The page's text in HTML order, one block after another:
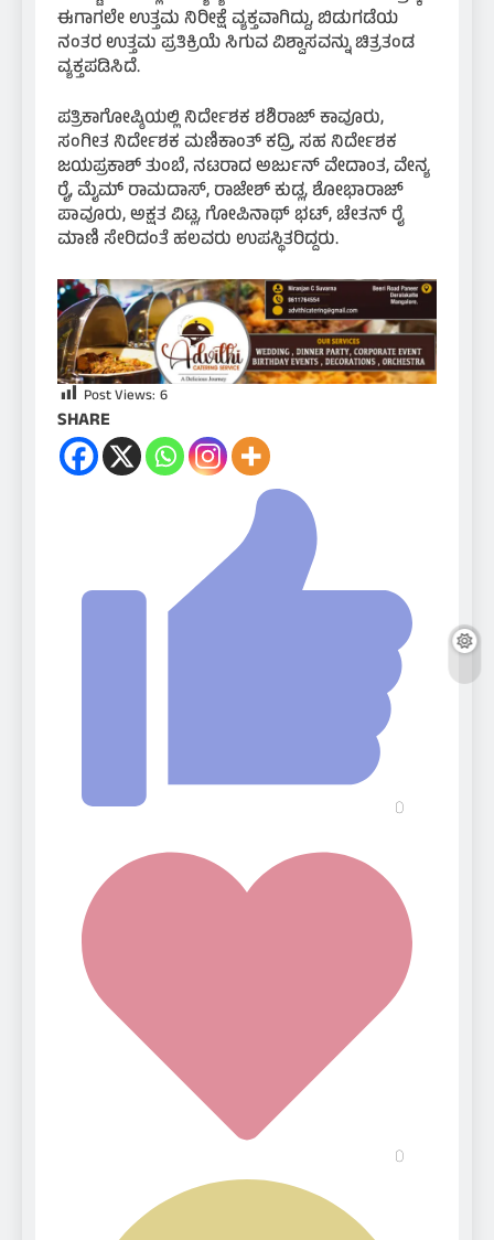
ಈಗಾಗಲೇ ಉತ್ತಮ ನಿರೀಕ್ಷೆ ವ್ಯಕ್ತವಾಗಿದ್ದು, ಬಿಡುಗಡೆಯ
ನಂತರ ಉತ್ತಮ ಪ್ರತಿಕ್ರಿಯೆ ಸಿಗುವ ವಿಶ್ವಾಸವನ್ನು ಚಿತ್ರತಂಡ
ವ್ಯಕ್ತಪಡಿಸಿದೆ.
ಪತ್ರಿಕಾಗೋಷ್ಠಿಯಲ್ಲಿ ನಿರ್ದೇಶಕ ಶಶಿರಾಜ್ ಕಾವೂರು,
ಸಂಗೀತ ನಿರ್ದೇಶಕ ಮಣಿಕಾಂತ್ ಕದ್ರಿ, ಸಹ ನಿರ್ದೇಶಕ
ಜಯಪ್ರಕಾಶ್ ತುಂಬೆ, ನಟರಾದ ಅರ್ಜುನ್ ವೇದಾಂತ, ವೇನ್ಯ
ರೈ, ಮೈಮ್ ರಾಮದಾಸ್, ರಾಜೇಶ್ ಕುಡ್ಲ, ಶೋಭಾರಾಜ್
ಪಾವೂರು, ಅಕ್ಷತ ವಿಟ್ಲ, ಗೋಪಿನಾಥ್ ಭಟ್, ಚೇತನ್ ರೈ
ಮಾಣಿ ಸೇರಿದಂತೆ ಹಲವರು ಉಪಸ್ಥಿತರಿದ್ದರು.
Post Views: 6
SHARE